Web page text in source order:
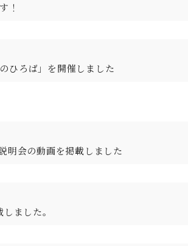
！
ひろば」を開催しました
明会の動画を掲載しました
ました。